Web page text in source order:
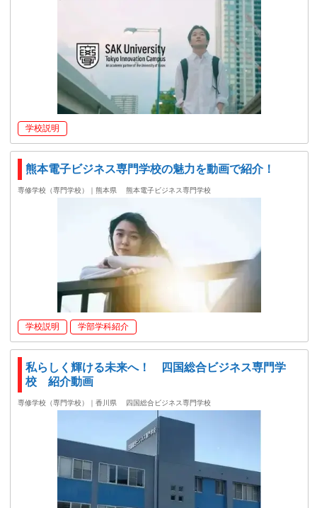
学校説明
熊本電子ビジネス専門学校の魅力を動画で紹介！
専修学校（専門学校）｜熊本県 熊本電子ビジネス専門学校
学校説明 学部学科紹介
私らしく輝ける未来へ！ 四国総合ビジネス専門学
校 紹介動画
専修学校（専門学校）｜香川県 四国総合ビジネス専門学校